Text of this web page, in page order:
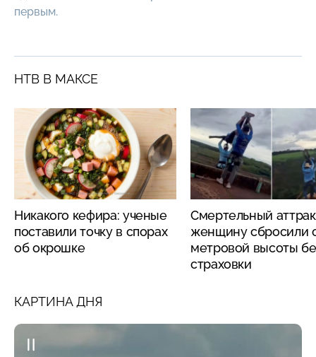
первым.
НТВ В МАКСЕ
Никакого кефира: ученые
поставили точку в спорах
об окрошке
Смертельный
женщину сбросили
метровой высоты
страховки
КАРТИНА ДНЯ